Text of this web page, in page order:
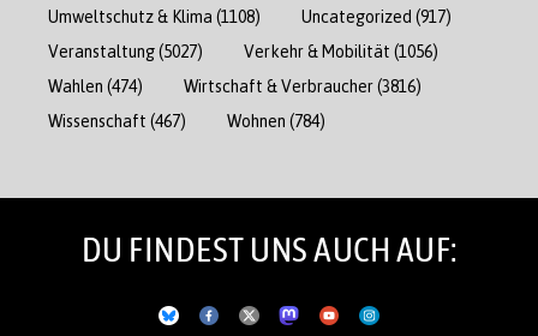
Umweltschutz & Klima (1108) Uncategorized (917)
Veranstaltung(5027) Verkehr & Mobilität (1056)
Wahlen (474) Wirtschaft & Verbraucher(3816)
Wissenschaft (467) Wohnen (784)
DU FINDEST UNS AUCH AUF: